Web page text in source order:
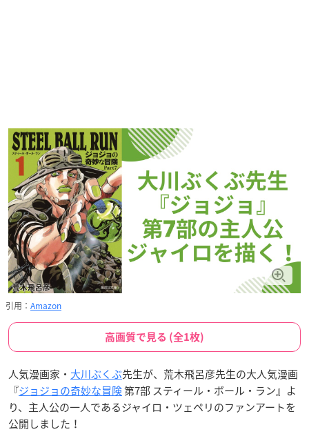
引用： Amazon
高画質で見る (全1枚)
人気漫画家・ 大川ぶくぶ先生が、荒木飛呂彦先生の大人気漫画
『ジョジョの奇妙な冒険第7部 スティール・ボール・ラン』よ
り、主人公の一人であるジャイロ・ツェペリのファンアートを
公開しました！